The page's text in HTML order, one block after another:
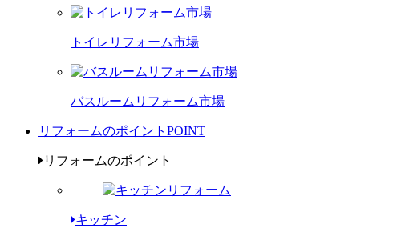
トイレリフォーム市場
バスルームリフォーム市場
リフォームのポイント POINT
リフォームのポイント
キッチン